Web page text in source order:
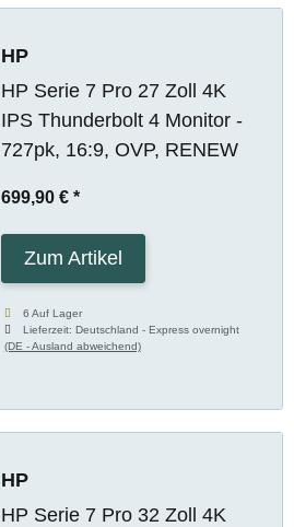
HP
HP Serie 7 Pro 27 Zoll 4K
IPS Thunderbolt 4 Monitor -
727pk, 16:9, OVP, RENEW
699,90 € *
Zum Artikel
6 Auf Lager
Lieferzeit:Deutschland - Express overnight
(DE - Ausland abweichend)
HP
HP Serie 7 Pro 32 Zoll 4K